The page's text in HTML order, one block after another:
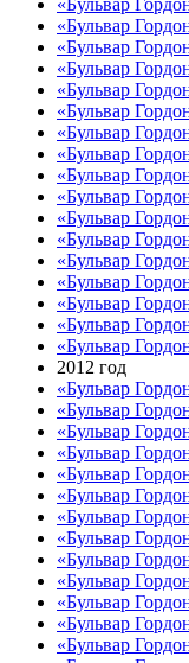
«Бульвар
«Бульвар
«Бульвар
«Бульвар
«Бульвар
«Бульвар
«Бульвар
«Бульвар
«Бульвар
«Бульвар
«Бульвар
«Бульвар
«Бульвар
«Бульвар
«Бульвар
«Бульвар
2012 год
«Бульвар
«Бульвар
«Бульвар
«Бульвар
«Бульвар
«Бульвар
«Бульвар
«Бульвар
«Бульвар
«Бульвар
«Бульвар
«Бульвар
«Бульвар